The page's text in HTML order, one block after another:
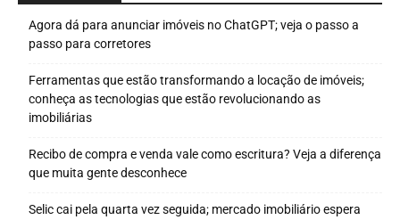
Agora dá para anunciar imóveis no ChatGPT; veja o passo a
passo para corretores
Ferramentas que estão transformando a locação de imóveis;
conheça as tecnologias que estão revolucionando as
imobiliárias
Recibo de compra e venda vale como escritura? Veja a diferença
que muita gente desconhece
Selic cai pela quarta vez seguida; mercado imobiliário espera